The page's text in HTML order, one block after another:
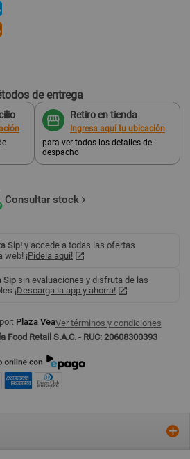
Pago mensual s/ 657
de entrega
Retiro en tienda
Ingresa aquí tu ubicación
para ver todos los detalles de
despacho
Consultar stock
Sip! y accede a todas las ofertas
web! ¡Pídela aquí!
Sip sin evaluaciones y disfruta de las
¡Descarga la app y ahorra!
Plaza VeaVer términos y condiciones
Food Retail S.A.C. - RUC: 20608300393